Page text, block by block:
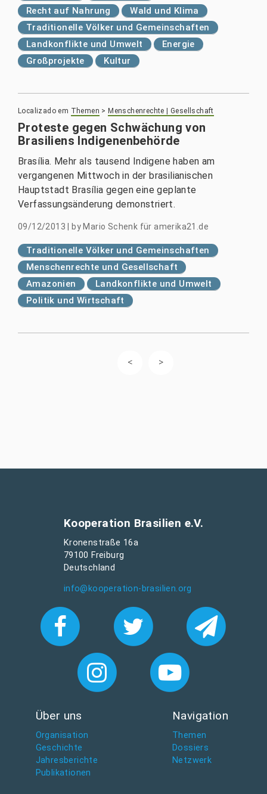
Recht auf Nahrung
Wald und Klima
Traditionelle Völker und Gemeinschaften
Landkonflikte und Umwelt
Energie
Großprojekte
Kultur
Localizado em Themen >Menschenrechte | Gesellschaft
Proteste gegen Schwächung von
Brasiliens Indigenenbehörde
Brasília. Mehr als tausend Indigene haben am
vergangenen Mittwoch in der brasilianischen
Hauptstadt Brasília gegen eine geplante
Verfassungsänderung demonstriert.
09/12/2013 by Mario Schenk für amerika21.de
Traditionelle Völker und Gemeinschaften
Menschenrechte und Gesellschaft
Amazonien
Landkonflikte und Umwelt
Politik und Wirtschaft
Kooperation Brasilien e.V.
Kronenstraße 16a
79100 Freiburg
Deutschland
info@kooperation-brasilien.org
Über uns
Organisation
Geschichte
Jahresberichte
Publikationen
Navigation
Themen
Dossiers
Netzwerk